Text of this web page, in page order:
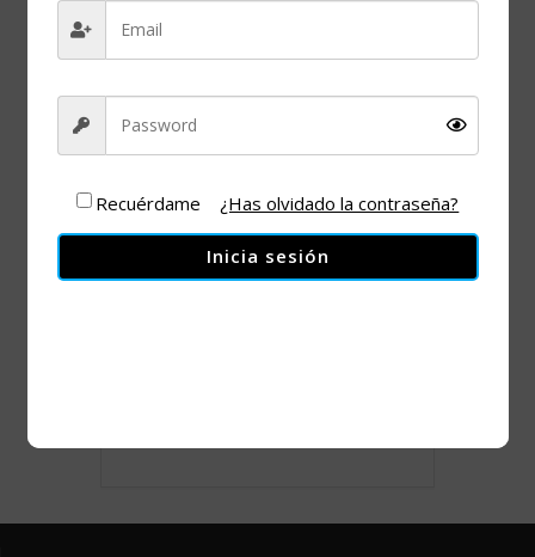
Calentamiento
global y efectos
en la piel
Recuérdame ¿Has olvidado la contraseña?
Inicia sesión